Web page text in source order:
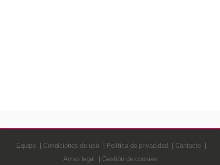
Equipo Condiciones de uso Política de privacidad
Contacto
Aviso legal
Gestión de cookies